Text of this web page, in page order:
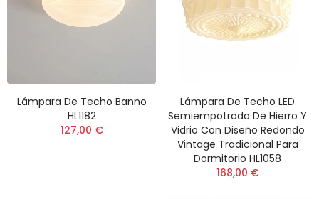
Lámpara De Techo Banno
HL1182
127,00 €
Lámpara De Techo LED
Semiempotrada De Hierro Y
Vidrio Con Diseño Redondo
Vintage Tradicional Para
Dormitorio HL1058
168,00 €